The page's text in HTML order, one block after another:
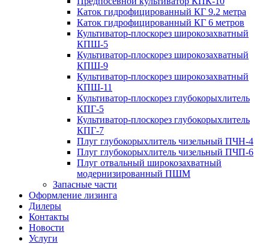
Каток гидрофицированный КГ 9.2 метра
Каток гидрофицированный КГ 6 метров
Культиватор-плоскорез широкозахватный
КПШ-5
Культиватор-плоскорез широкозахватный
КПШ-9
Культиватор-плоскорез широкозахватный
КПШ-11
Культиватор-плоскорез глубокорыхлитель
КПГ-5
Культиватор-плоскорез глубокорыхлитель
КПГ-7
Плуг глубокорыхлитель чизельный ПЧН-4
Плуг глубокорыхлитель чизельный ПЧП-6
Плуг отвальный широкозахватный
модернизированный ПШМ
Запасные части
Оформление лизинга
Дилеры
Контакты
Новости
Услуги